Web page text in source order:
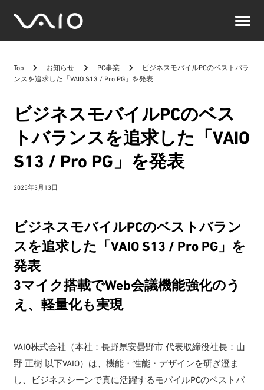
公
サ
イ
Top お知らせ PC事業
ビジネスモバイルPCのベストバラ
ンスを追求した「VAIO S13 / Pro PG」を発表
ビジネスモバイルPCのベス
トバランスを追求した「VAIO
S13 / Pro PG」を発表
2025年3月13日
ビジネスモバイルPCのベストバラン
スを追求した「VAIO S13 / Pro PG」を
発表
3マイク搭載でWeb会議機能強化のう
え、軽量化も実現
VAIO株式会社（本社：長野県安曇野市 代表取締役社長：山
野 正樹 以下VAIO）は、機能・性能・デザインを研ぎ澄ま
し、ビジネスシーンで真に活躍するモバイルPCのベストバ